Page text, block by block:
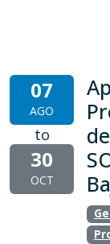
07
AGO
to
30
OCT